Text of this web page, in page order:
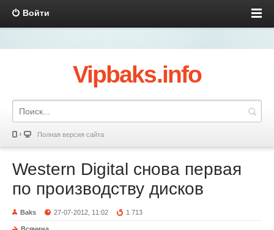
Войти
Vipbaks.info
Полная версия сайта
Western Digital снова первая
по производству дисков
Baks 27-07-2012, 11:02 1 713